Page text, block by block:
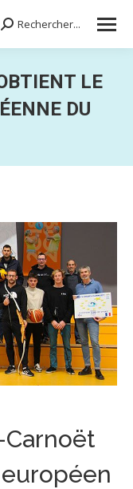
Search:Rechercher...
LE
DU